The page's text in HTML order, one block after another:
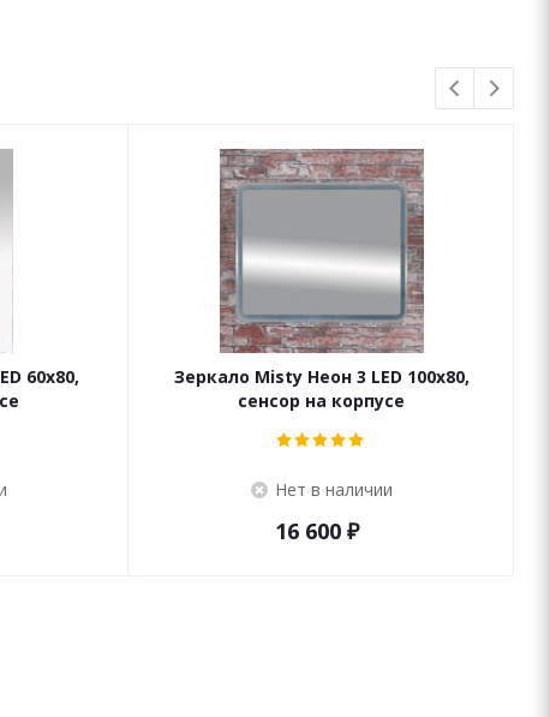
60x80,
Зеркало Misty Неон 3 LED 100x80,
сенсор на корпусе
Нет в наличии
16 600 ₽